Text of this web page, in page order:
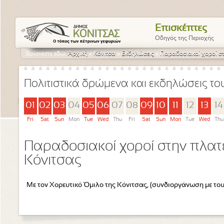
Επισκέπτες
Οδηγός της Περιοχής
Βρίσκεστε εδώ:Αρχική » Κόνιτσα » Εκδηλώσεις » Παραδοσιακοί χοροί
Πολιτιστικά δρώμενα και εκδηλώσεις
01
Fri
02
Sat
03
Sun
04
Mon
05
Tue
06
Wed
07
Thu
08
Fri
09
Sat
10
Sun Mon
12
Tue
13
Wed
14
Thu
Παραδοσιακοί χοροί στην
Κόνιτσας
Με τον Χορευτικό Όμιλο της Κόνιτσας, (συνδιοργάνωση με